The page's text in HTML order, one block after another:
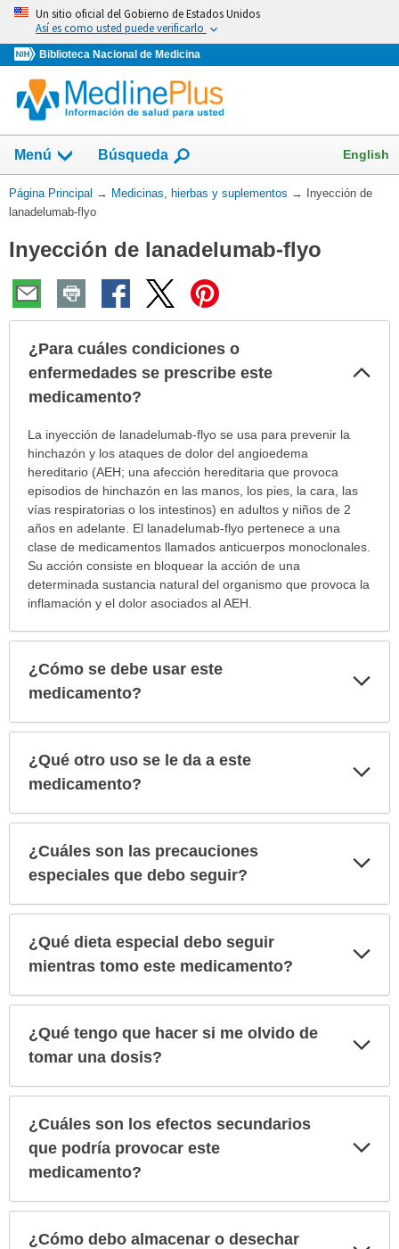
Omita
vaya
al
Contenido
Un sitio oficial del Gobierno de Estados Unidos
Así es como usted puede verificarlo
Biblioteca Nacional de Medicina
Menú
Mostrar
campo
de
Búsqueda English
Usted
está
Página Principal → Medicinas, hierbas y suplementos →
Inyección de
lanadelumab-flyo
Inyección de lanadelumab-flyo
¿Para cuáles condiciones o
enfermedades se prescribe este
medicamento?
¿Para
cuáles
condiciones
enfermedades
prescribe
este
medicamento?
extendido.
La inyección de lanadelumab-flyo se usa para prevenir la
hinchazón y los ataques de dolor del angioedema
hereditario (AEH; una afección hereditaria que provoca
episodios de hinchazón en las manos, los pies, la cara, las
vías respiratorias o los intestinos) en adultos y niños de 2
años en adelante. El lanadelumab-flyo pertenece a una
clase de medicamentos llamados anticuerpos monoclonales.
Su acción consiste en bloquear la acción de una
determinada sustancia natural del organismo que provoca la
inflamación y el dolor asociados al AEH.
¿Cómo se debe usar este
medicamento?
¿Qué otro uso se le da a este
medicamento?
¿Cuáles son las precauciones
especiales que debo seguir?
¿Qué dieta especial debo seguir
mientras tomo este medicamento?
¿Qué tengo que hacer si me olvido de
tomar una dosis?
¿Cuáles son los efectos secundarios
que podría provocar este
medicamento?
¿Cómo debo almacenar o desechar